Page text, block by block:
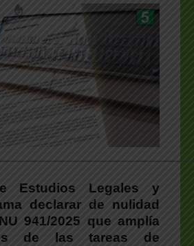
Estudios Legales y
declarar de nulidad
941/2025 que amplía
de las tareas de